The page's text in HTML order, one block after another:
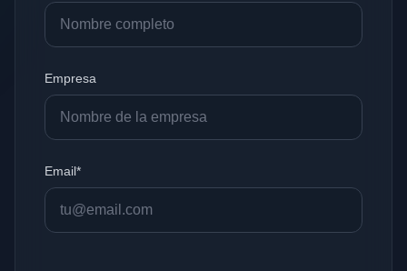
Empresa
Email*